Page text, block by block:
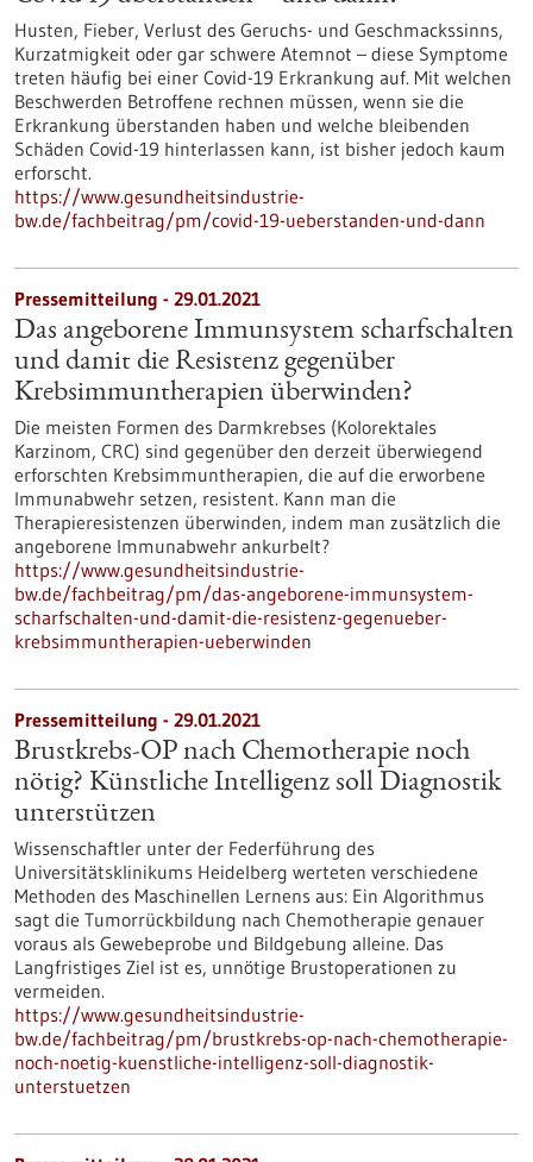
Husten, Fieber, Verlust des Geruchs- und Geschmackssinns,
Kurzatmigkeit oder gar schwere Atemnot – diese Symptome
treten häufig bei einer Covid-19 Erkrankung auf. Mit welchen
Beschwerden Betroffene rechnen müssen, wenn sie die
Erkrankung überstanden haben und welche bleibenden
Schäden Covid-19 hinterlassen kann, ist bisher jedoch kaum
erforscht.
https://www.gesundheitsindustrie-
bw.de/fachbeitrag/pm/covid-19-ueberstanden-und-dann
Pressemitteilung - 29.01.2021
Das angeborene Immunsystem scharfschalten
und damit die Resistenz gegenüber
Krebsimmuntherapien überwinden?
Die meisten Formen des Darmkrebses (Kolorektales
Karzinom, CRC) sind gegenüber den derzeit überwiegend
erforschten Krebsimmuntherapien, die auf die erworbene
Immunabwehr setzen, resistent. Kann man die
Therapieresistenzen überwinden, indem man zusätzlich die
angeborene Immunabwehr ankurbelt?
https://www.gesundheitsindustrie-
bw.de/fachbeitrag/pm/das-angeborene-immunsystem-
scharfschalten-und-damit-die-resistenz-gegenueber-
krebsimmuntherapien-ueberwinden
Pressemitteilung - 29.01.2021
Brustkrebs-OP nach Chemotherapie noch
nötig? Künstliche Intelligenz soll Diagnostik
unterstützen
Wissenschaftler unter der Federführung des
Universitätsklinikums Heidelberg werteten verschiedene
Methoden des Maschinellen Lernens aus: Ein Algorithmus
sagt die Tumorrückbildung nach Chemotherapie genauer
voraus als Gewebeprobe und Bildgebung alleine. Das
Langfristiges Ziel ist es, unnötige Brustoperationen zu
vermeiden.
https://www.gesundheitsindustrie-
bw.de/fachbeitrag/pm/brustkrebs-op-nach-chemotherapie-
noch-noetig-kuenstliche-intelligenz-soll-diagnostik-
unterstuetzen